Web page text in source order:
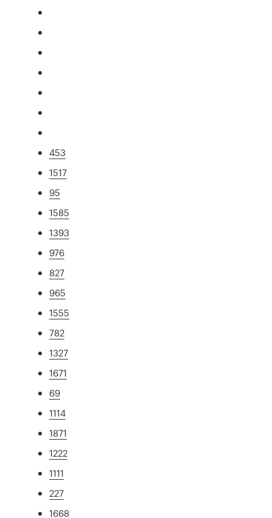
453
1517
95
1585
1393
976
827
965
1555
782
1327
1671
69
1114
1871
1222
1111
227
1668